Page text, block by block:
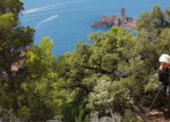
Panneau de gestion des cookies